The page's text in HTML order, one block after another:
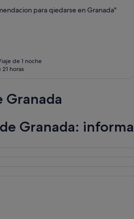
para qiedarse en Granada"
de 1 noche
horas
Granada
Granada: